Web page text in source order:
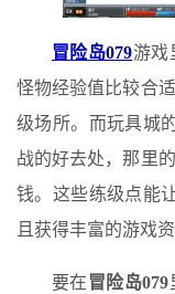
冒险岛079游戏
怪物经验值比较合
级场所。而玩具城
战的好去处，那里
钱。这些练级点能
且获得丰富的游戏资
要在 冒险岛079